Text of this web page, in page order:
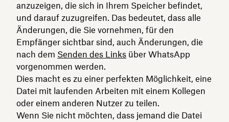
anzuzeigen, die sich in Ihrem Speicher befindet,
und darauf zuzugreifen. Das bedeutet, dass alle
Änderungen, die Sie vornehmen, für den
Empfänger sichtbar sind, auch Änderungen, die
nach dem Senden des Links über WhatsApp
vorgenommen werden.
Dies macht es zu einer perfekten Möglichkeit, eine
Datei mit laufenden Arbeiten mit einem Kollegen
oder einem anderen Nutzer zu teilen.
Wenn Sie nicht möchten, dass jemand die Datei